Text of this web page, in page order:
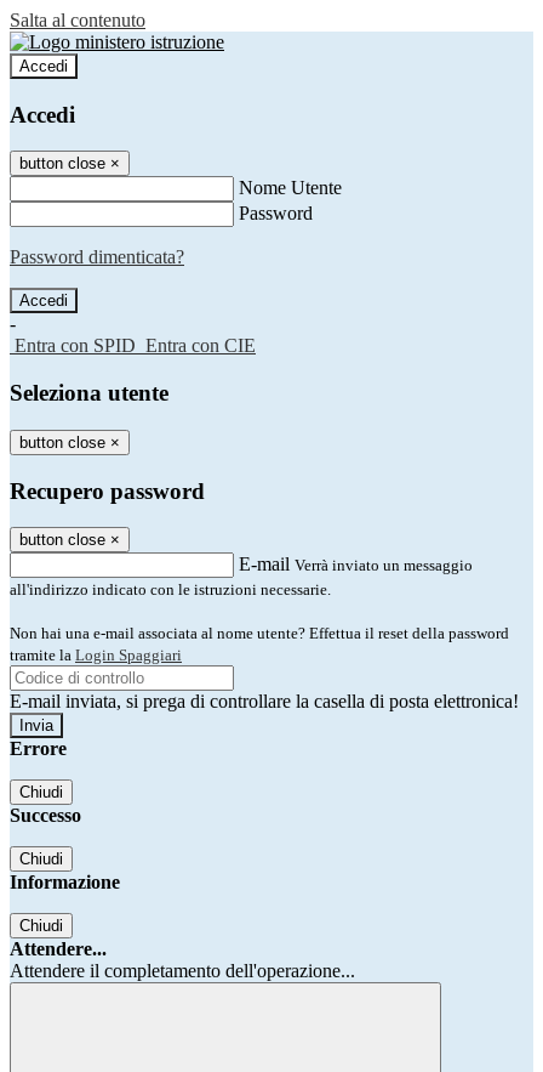
Salta al contenuto
Accedi
Accedi
button close ×
Nome Utente
Password
Password dimenticata?
-
Entra con SPID Entra con CIE
Seleziona utente
button close ×
Recupero password
button close ×
E-mail Verrà inviato un messaggio
all'indirizzo indicato con le istruzioni necessarie.
Non hai una e-mail associata al nome utente? Effettua il reset della password
tramite la Login Spaggiari
E-mail inviata, si prega di controllare la casella di posta elettronica!
Errore
Chiudi
Successo
Chiudi
Informazione
Chiudi
Attendere...
Attendere il completamento dell'operazione...